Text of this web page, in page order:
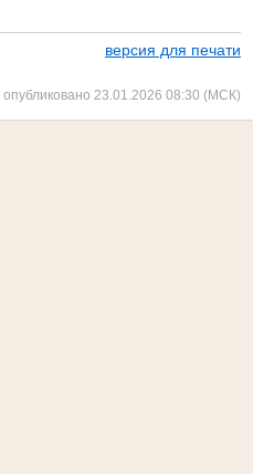
версия для печати
опубликовано 23.01.2026 08:30 (МСК)